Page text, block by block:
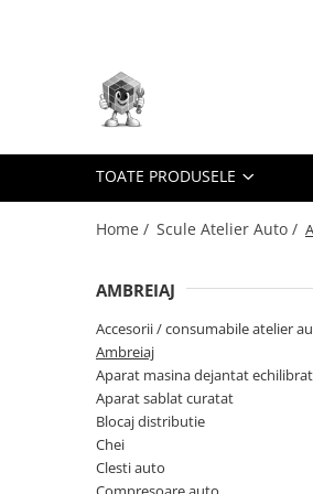
Toate Produsele
Scule electrice
taiere/slefuire/polizare/curatare
Amestecatoare
Aparat frezat / taiat
Aparat de banc
Aparat de mana
Aparat masina cusut
Aparat spalat cu presiune
Aparate de ascutit
TOATE PRODUSELE
Home / Scule Atelier Auto /
AMBREIAJ
Accesorii / consumabile atelier
Ambreiaj
Aparat masina dejantat
Aparat sablat curatat
Blocaj distributie
Chei
Clesti auto